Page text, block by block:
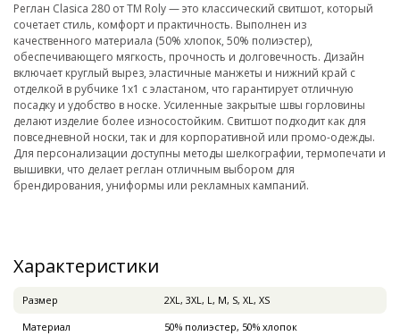
Реглан Clasica 280 от TM Roly — это классический свитшот, который
сочетает стиль, комфорт и практичность. Выполнен из
качественного материала (50% хлопок, 50% полиэстер),
обеспечивающего мягкость, прочность и долговечность. Дизайн
включает круглый вырез, эластичные манжеты и нижний край с
отделкой в рубчике 1x1 с эластаном, что гарантирует отличную
посадку и удобство в носке. Усиленные закрытые швы горловины
делают изделие более износостойким. Свитшот подходит как для
повседневной носки, так и для корпоративной или промо-одежды.
Для персонализации доступны методы шелкографии, термопечати и
вышивки, что делает реглан отличным выбором для
брендирования, униформы или рекламных кампаний.
Характеристики
Pазмер
2XL, 3XL, L, M, S, XL, XS
Материал
50% полиэстер, 50% хлопок